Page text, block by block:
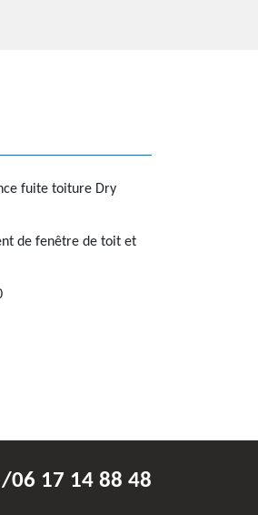
fuite toiture Dry
de fenêtre de toit et
/06 17 14 88 48